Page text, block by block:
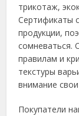
трикотаж,
Сертификаты
продукции,
сомневаться.
правилам и
текстуры
внимание
Покупатели